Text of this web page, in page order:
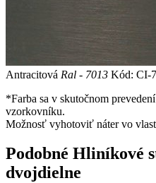
Antracitová Ral - 7013 Kód: CI-
*Farba sa v skutočnom
vzorkovníku.
Možnosť vyhotoviť náter vo
Podobné Hliníkové
dvojdielne